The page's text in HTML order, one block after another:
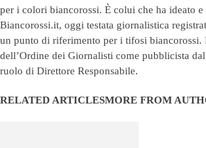
per i colori biancorossi. È colui che ha ideato
Biancorossi.it, oggi testata giornalistica
un punto di riferimento per i tifosi biancorossi.
dell’Ordine dei Giornalisti come pubblicista
ruolo di Direttore Responsabile.
RELATED ARTICLESMORE FROM